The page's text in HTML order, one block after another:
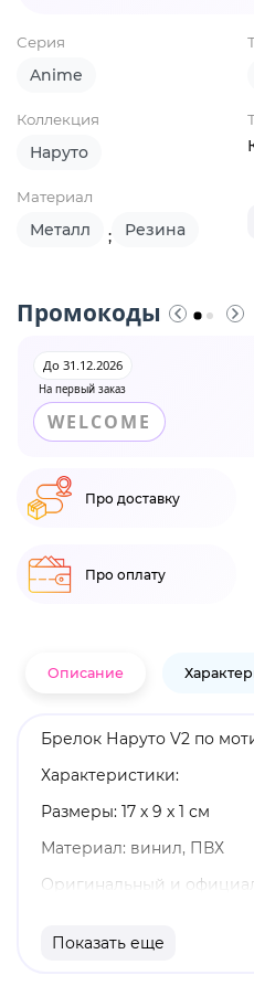
Серия
Anime
Коллекция
Наруто
Материал
Металл ; Резина
Промокоды
На первый заказ
До 31.12.2026
WELCOME
Про доставку
Про оплату
Описание
Брелок Наруто V2 по
Характеристики:
Размеры: 17 х 9 х 1 см
Материал: винил, ПВХ
Оригинальный и
Бренд: Artplays
Показать еще